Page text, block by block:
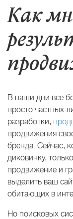
Как
В наши дни все
просто частных
разработки,
продвижения
бренда. Сейчас,
диковинку,
продвижение и
выделить ваш
обитающих в
Но поисковых